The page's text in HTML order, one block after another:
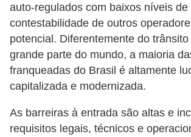
auto-regulados com baixos níveis de
contestabilidade de outros
potencial. Diferentemente do
grande parte do mundo, a maioria
franqueadas do Brasil é altamente
capitalizada e modernizada.
As barreiras à entrada são altas e
requisitos legais, técnicos e